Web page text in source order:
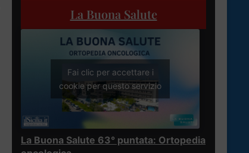
La Buona Salute
Fai clic per accettare i
cookie per questo servizio
La Buona Salute 63° puntata: Ortopedia